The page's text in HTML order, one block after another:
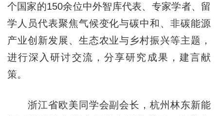
个国家的150余位中外智库代表、专家学者、留
学人员代表聚焦气候变化与碳中和、非碳能源
产业创新发展、生态农业与乡村振兴等主题，
进行深入研讨交流，分享研究成果，建言献
策。
浙江省欧美同学会副会长，杭州林东新能